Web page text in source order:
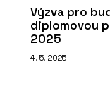
Výzva pro
diplomovou
2025
4. 5. 2025